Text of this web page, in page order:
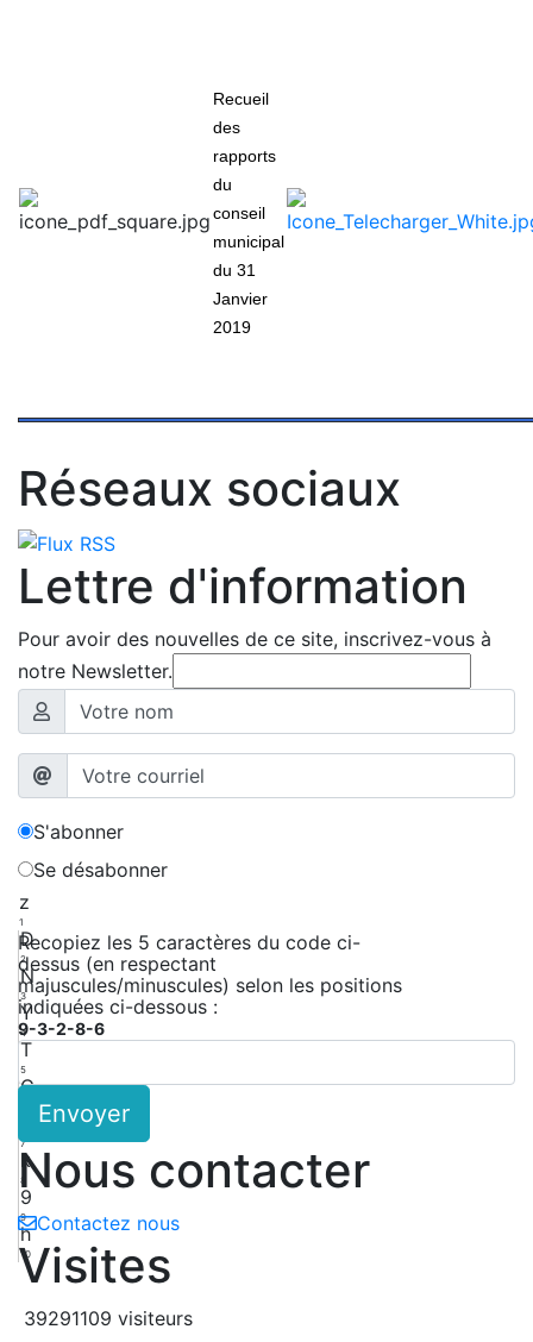
Recueil
des
rapports
du
conseil
municipal
du 31
Janvier
2019
Réseaux sociaux
Lettre d'information
Pour avoir des nouvelles de ce site, inscrivez-vous à
notre Newsletter.
S'abonner
Se désabonner
z
1
D
2
N
3
Y
4
T
5
G
7
k
8
9
9
h
10
Recopiez les 5 caractères du code ci-
dessus (en respectant
majuscules/minuscules) selon les positions
indiquées ci-dessous :
9-3-2-8-6
Envoyer
Nous contacter
Contactez nous
Visites
39291109 visiteurs